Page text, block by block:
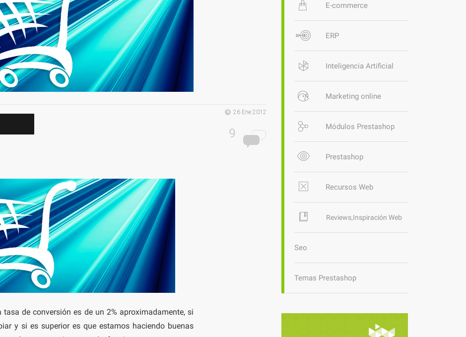
26 Ene 2012
9
de conversión es de un 2% aproximadamente, si
y si es superior es que estamos haciendo buenas
E-commerce
ERP
Inteligencia Artificial
Marketing online
Módulos Prestashop
Prestashop
Recursos Web
Reviews,Inspiración Web
Seo
Temas Prestashop